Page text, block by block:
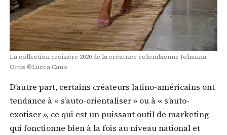
La collection croisière 2020 de la créatrice colombienne Johanna
Ortiz ©Lucca Cano
D’autre part, certains créateurs latino-américains ont
tendance à « s’auto-orientaliser » ou à « s’auto-
exotiser », ce qui est un puissant outil de marketing
qui fonctionne bien à la fois au niveau national et